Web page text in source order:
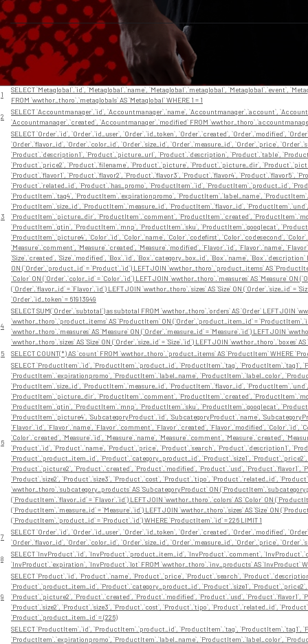
// En app/View/Layouts/default.ctp
Nr Query
1
SELECT `Metaglobal`.`id`, `Metaglobal`.`name`, `Metaglobal`.`metaglobal`, `Metaglobal`.`event`,
FROM `wwthor_thoro`.`metaglobals` AS `Metaglobal` WHERE 1 = 1
2
SELECT `Accountmanager`.`id`, `Accountmanager`.`name`, `Accountmanager`.`account`,
`Accountmanager`.`created`, `Accountmanager`.`modified` FROM
3
SELECT `Order`.`id`, `Order`.`id_user`, `Order`.`id_token`, `Order`.`created`, `Order`.`modified`,
`Order`.`flavor_id`, `Order`.`color_id`, `Order`.`size_id`, `Order`.`measure_id`, `Order`.`price`,
`Product`.`description1`, `Product`.`picture_url`, `Product`.`description`, `Product`.`table`,
`Product`.`price2`, `Product`.`filename`, `Product`.`picture`, `Product`.`picture_dir`,
`Product`.`flavor1`, `Product`.`flavor2`, `Product`.`flavor3`, `Product`.`flavor4`, `Product`.`flavor5`,
`Product`.`related_id`, `Product`.`has_promo`, `ProductItem`.`id`, `ProductItem`.`product_id`,
`ProductItem`.`tag4`, `ProductItem`.`expirationpromo`, `ProductItem`.`label_name`,
`ProductItem`.`size_id`, `ProductItem`.`measure_id`, `ProductItem`.`flavor_id`,
`ProductItem`.`picture_dir`, `ProductItem`.`comment`, `ProductItem`.`created`,
`ProductItem`.`gtin`, `ProductItem`.`mnp`, `ProductItem`.`sku`, `ProductItem`.`googlecat`,
`ProductItem`.`picture4`, `Color`.`id`, `Color`.`name`, `Color`.`codefirst`, `Color`.`codesecond`,
`Measure`.`comment`, `Measure`.`created`, `Measure`.`modified`, `Flavor`.`id`, `Flavor`.`name`,
`Size`.`created`, `Size`.`modified`, `Box`.`id`, `Box`.`category_box_id`, `Box`.`name`,
ON (`Order`.`product_id` = `Product`.`id`) LEFT JOIN `wwthor_thoro`.`product_items` AS
`Color` ON (`Order`.`color_id` = `Color`.`id`) LEFT JOIN `wwthor_thoro`.`measures` AS `Measure` ON
(`Order`.`flavor_id` = `Flavor`.`id`) LEFT JOIN `wwthor_thoro`.`sizes` AS `Size` ON (`Order`.`size_id` =
`Order`.`id_token` = 61913949
4
SELECT SUM(`Order`.`subtotal`) as subtotal FROM `wwthor_thoro`.`orders` AS `Order` LEFT JOIN
`wwthor_thoro`.`product_items` AS `ProductItem` ON (`Order`.`product_item_id` =
`wwthor_thoro`.`measures` AS `Measure` ON (`Order`.`measure_id` = `Measure`.`id`) LEFT JOIN
`wwthor_thoro`.`sizes` AS `Size` ON (`Order`.`size_id` = `Size`.`id`) LEFT JOIN `wwthor_thoro`.`boxes`
5
SELECT COUNT(*) AS `count` FROM `wwthor_thoro`.`product_items` AS `ProductItem` WHERE
6
SELECT `ProductItem`.`id`, `ProductItem`.`product_id`, `ProductItem`.`tag`, `ProductItem`.`tag1`,
`ProductItem`.`expirationpromo`, `ProductItem`.`label_name`, `ProductItem`.`label_color`,
`ProductItem`.`size_id`, `ProductItem`.`measure_id`, `ProductItem`.`flavor_id`,
`ProductItem`.`picture_dir`, `ProductItem`.`comment`, `ProductItem`.`created`,
`ProductItem`.`gtin`, `ProductItem`.`mnp`, `ProductItem`.`sku`, `ProductItem`.`googlecat`,
`ProductItem`.`picture4`, `SubcategoryProduct`.`id`, `SubcategoryProduct`.`name`,
`Flavor`.`id`, `Flavor`.`name`, `Flavor`.`comment`, `Flavor`.`created`, `Flavor`.`modified`,
`Color`.`created`, `Measure`.`id`, `Measure`.`name`, `Measure`.`comment`, `Measure`.`created`,
`Product`.`id`, `Product`.`name`, `Product`.`price`, `Product`.`search`, `Product`.`description1`,
`Product`.`product_item_id`, `Product`.`category_product_id`, `Product`.`size1`,
`Product`.`picture2`, `Product`.`created`, `Product`.`modified`, `Product`.`usd`, `Product`.`flavor1`,
`Product`.`size2`, `Product`.`size3`, `Product`.`cost`, `Product`.`tipo`, `Product`.`related_id`,
`wwthor_thoro`.`subcategory_products` AS `SubcategoryProduct` ON
(`ProductItem`.`flavor_id` = `Flavor`.`id`) LEFT JOIN `wwthor_thoro`.`colors` AS `Color` ON
(`ProductItem`.`measure_id` = `Measure`.`id`) LEFT JOIN `wwthor_thoro`.`sizes` AS `Size` ON
(`ProductItem`.`product_id` = `Product`.`id`) WHERE `ProductItem`.`id` = 226 LIMIT 1
7
SELECT `Order`.`id`, `Order`.`id_user`, `Order`.`id_token`, `Order`.`created`, `Order`.`modified`,
`Order`.`flavor_id`, `Order`.`color_id`, `Order`.`size_id`, `Order`.`measure_id`, `Order`.`price`,
8
SELECT `InvProduct`.`id`, `InvProduct`.`product_item_id`, `InvProduct`.`comment`,
`InvProduct`.`expiration`, `InvProduct`.`lot` FROM `wwthor_thoro`.`inv_products` AS `InvProduct`
9
SELECT `Product`.`id`, `Product`.`name`, `Product`.`price`, `Product`.`search`,
`Product`.`product_item_id`, `Product`.`category_product_id`, `Product`.`size1`,
`Product`.`picture2`, `Product`.`created`, `Product`.`modified`, `Product`.`usd`, `Product`.`flavor1`,
`Product`.`size2`, `Product`.`size3`, `Product`.`cost`, `Product`.`tipo`, `Product`.`related_id`,
`Product`.`product_item_id` = (226)
SELECT `ProductItem`.`id`, `ProductItem`.`product_id`, `ProductItem`.`tag`, `ProductItem`.`tag1`,
`ProductItem`.`expirationpromo`, `ProductItem`.`label_name`, `ProductItem`.`label_color`,